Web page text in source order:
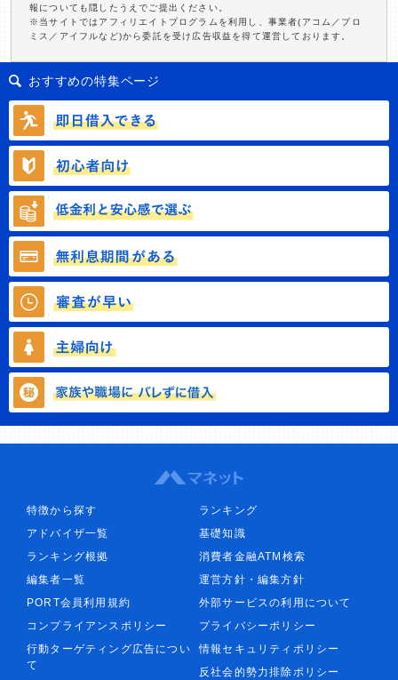
報についても隠したうえでご提出ください。
※当サイトではアフィリエイトプログラムを利用し、事業者(アコム／プロ
ミス／アイフルなど)から委託を受け広告収益を得て運営しております。
おすすめの特集ページ
特徴から探す
ランキング
アドバイザ一覧
基礎知識
ランキング根拠
消費者金融ATM検索
編集者一覧
運営方針・編集方針
PORT会員利用規約
外部サービスの利用について
コンプライアンスポリシー
プライバシーポリシー
行動ターゲティング広告につい
て
情報セキュリティポリシー
反社会的勢力排除ポリシー